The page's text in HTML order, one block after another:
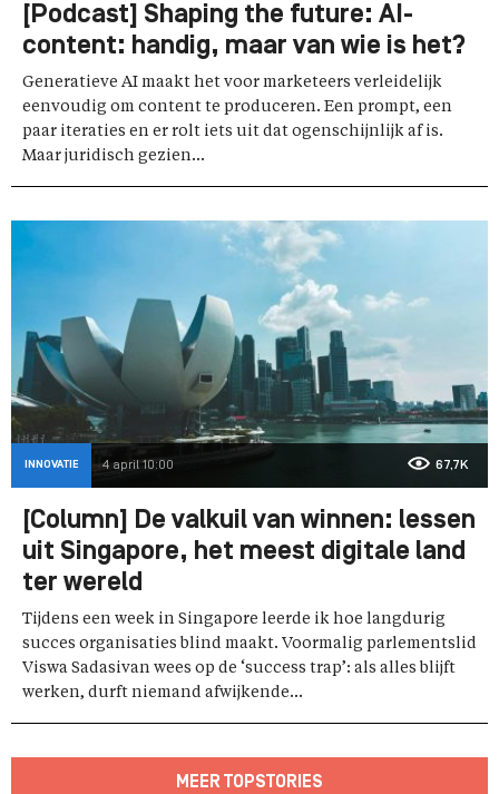
[Podcast] Shaping the future: AI-
content: handig, maar van wie is het?
Generatieve AI maakt het voor marketeers verleidelijk
eenvoudig om content te produceren. Een prompt, een
paar iteraties en er rolt iets uit dat ogenschijnlijk af is.
Maar juridisch gezien...
INNOVATIE 4 april 10:00 67,7K
[Column] De valkuil van winnen: lessen
uit Singapore, het meest digitale land
ter wereld
Tijdens een week in Singapore leerde ik hoe langdurig
succes organisaties blind maakt. Voormalig parlementslid
Viswa Sadasivan wees op de ‘success trap’: als alles blijft
werken, durft niemand afwijkende...
MEER TOPSTORIES